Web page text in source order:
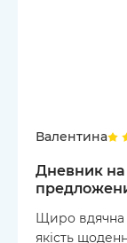
Валентина
Дневник на
Щиро вдячна
якість